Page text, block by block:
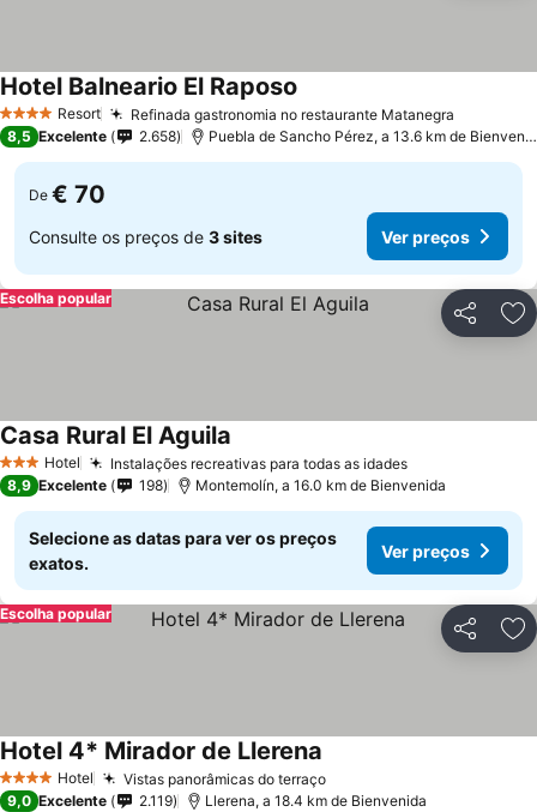
4 EstrelasResort Refinada gastronomia no restaurante Matanegra
Hotel Balneario El Raposo
8,5 Excelente 2.658 Puebla de Sancho Pérez, a 13.6 km de
De € 70
Consulte os preços de 3 sites Ver preços
Partilhar
Escolha popular
3 EstrelasHotel Instalações recreativas para todas as idadesVer preços
Casa Rural El Aguila
8,9 Excelente 198 Montemolín, a 16.0 km de Bienvenida
Selecione as datas para ver os preços
exatos.
Ver preços
Partilhar
Escolha popular
4 EstrelasHotel Vistas panorâmicas do terraçoVer preços
Hotel 4* Mirador de Llerena
9,0 Excelente 2.119 Llerena, a 18.4 km de Bienvenida